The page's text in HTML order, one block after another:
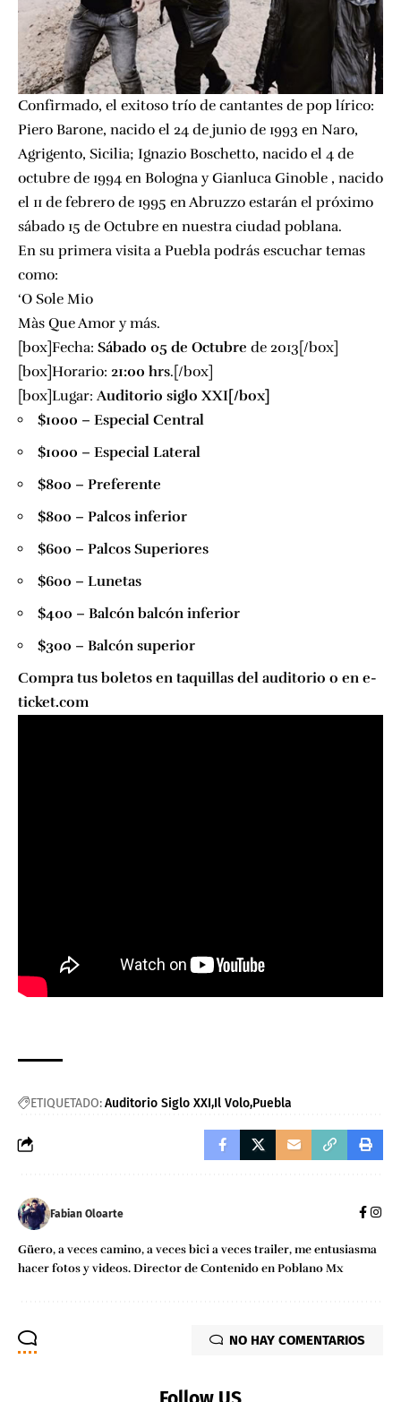
Confirmado, el exitoso trío de cantantes de pop lírico:
Piero Barone, nacido el 24 de junio de 1993 en Naro,
Agrigento, Sicilia; Ignazio Boschetto, nacido el 4 de
octubre de 1994 en Bologna y Gianluca Ginoble , nacido
el 11 de febrero de 1995 en Abruzzo estarán el próximo
sábado 15 de Octubre en nuestra ciudad poblana.
En su primera visita a Puebla podrás escuchar temas
como:
‘O Sole Mio
Màs Que Amor y más.
[box]Fecha: Sábado 05 de Octubre de 2013[/box]
[box]Horario: 21:00 hrs.[/box]
[box]Lugar: Auditorio siglo XXI[/box]
$1000 – Especial Central
$1000 – Especial Lateral
$800 – Preferente
$800 – Palcos inferior
$600 – Palcos Superiores
$600 – Lunetas
$400 – Balcón balcón inferior
$300 – Balcón superior
Compra tus boletos en taquillas del auditorio o en e-
ticket.com
ETIQUETADO:Auditorio Siglo XXI Il Volo Puebla
Fabian Oloarte
Güero, a veces camino, a veces bici a veces trailer, me entusiasma
hacer fotos y videos. Director de Contenido en Poblano Mx
NO HAY COMENTARIOS